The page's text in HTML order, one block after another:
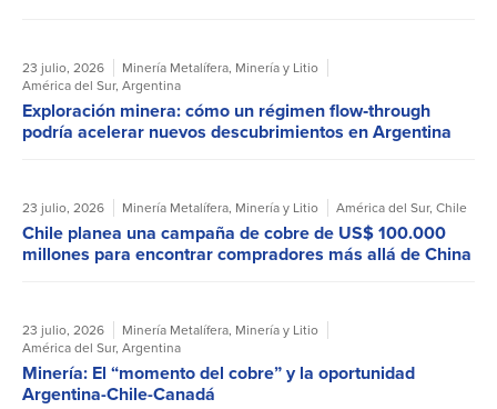
23 julio, 2026 Minería Metalífera, Minería y Litio
América del Sur, Argentina
Exploración minera: cómo un régimen flow‑through
podría acelerar nuevos descubrimientos en Argentina
23 julio, 2026 Minería Metalífera, Minería y Litio América del Sur, Chile
Chile planea una campaña de cobre de US$ 100.000
millones para encontrar compradores más allá de China
23 julio, 2026 Minería Metalífera, Minería y Litio
América del Sur, Argentina
Minería: El “momento del cobre” y la oportunidad
Argentina-Chile-Canadá